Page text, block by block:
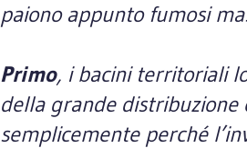
paiono appunto fumosi
Primo, i bacini territoriali
della grande distribuzione
semplicemente perché